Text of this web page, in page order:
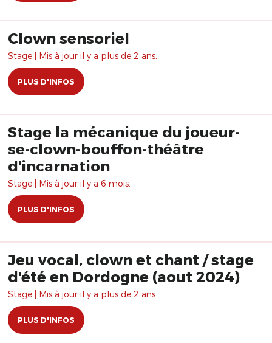
Clown sensoriel
Stage | Mis à jour il y a plus de 2 ans.
PLUS D'INFOS
Stage la mécanique du joueur-
se-clown-bouffon-théâtre
d'incarnation
Stage | Mis à jour il y a 6 mois.
PLUS D'INFOS
Jeu vocal, clown et chant / stage
d'été en Dordogne (aout 2024)
Stage | Mis à jour il y a plus de 2 ans.
PLUS D'INFOS